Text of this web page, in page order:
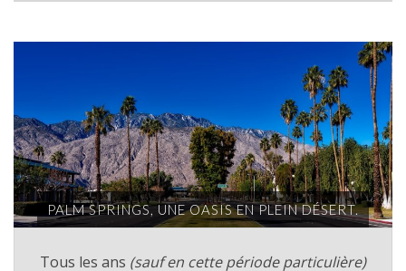
PALM SPRINGS, UNE OASIS EN PLEIN DÉSERT.
Tous les ans (sauf en cette période particulière)